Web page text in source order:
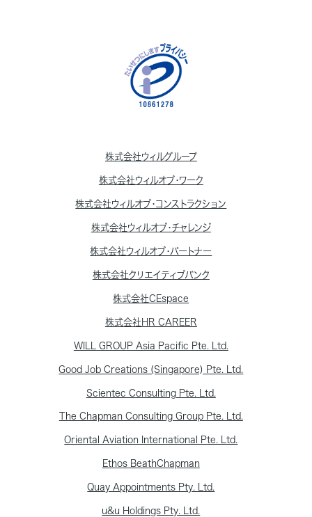
株式会社ウィルグループ
株式会社ウィルオブ・ワーク
株式会社ウィルオブ・コンストラクション
株式会社ウィルオブ・チャレンジ
株式会社ウィルオブ・パートナー
株式会社クリエイティブバンク
株式会社CEspace
株式会社HR CAREER
WILL GROUP Asia Pacific Pte. Ltd.
Good Job Creations (Singapore) Pte. Ltd.
Scientec Consulting Pte. Ltd.
The Chapman Consulting Group Pte. Ltd.
Oriental Aviation International Pte. Ltd.
Ethos BeathChapman
Quay Appointments Pty. Ltd.
u&u Holdings Pty. Ltd.